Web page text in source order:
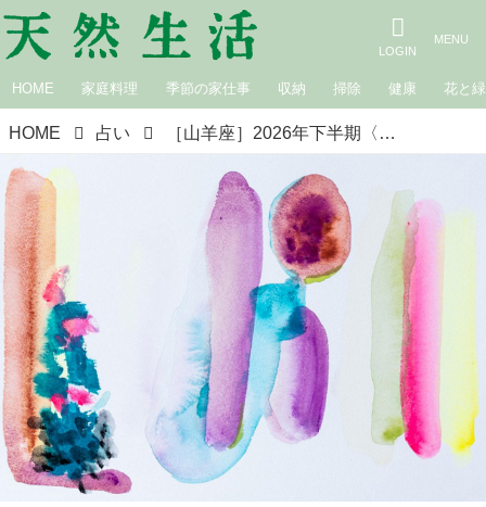
HOME 家庭料理 季節の家仕事 収納 掃除 健康 花と緑
HOME 占い ［山羊座］2026年下半期〈7月・8月・9月の運勢〉夏の星占い｜suuuiの星の道しるべ